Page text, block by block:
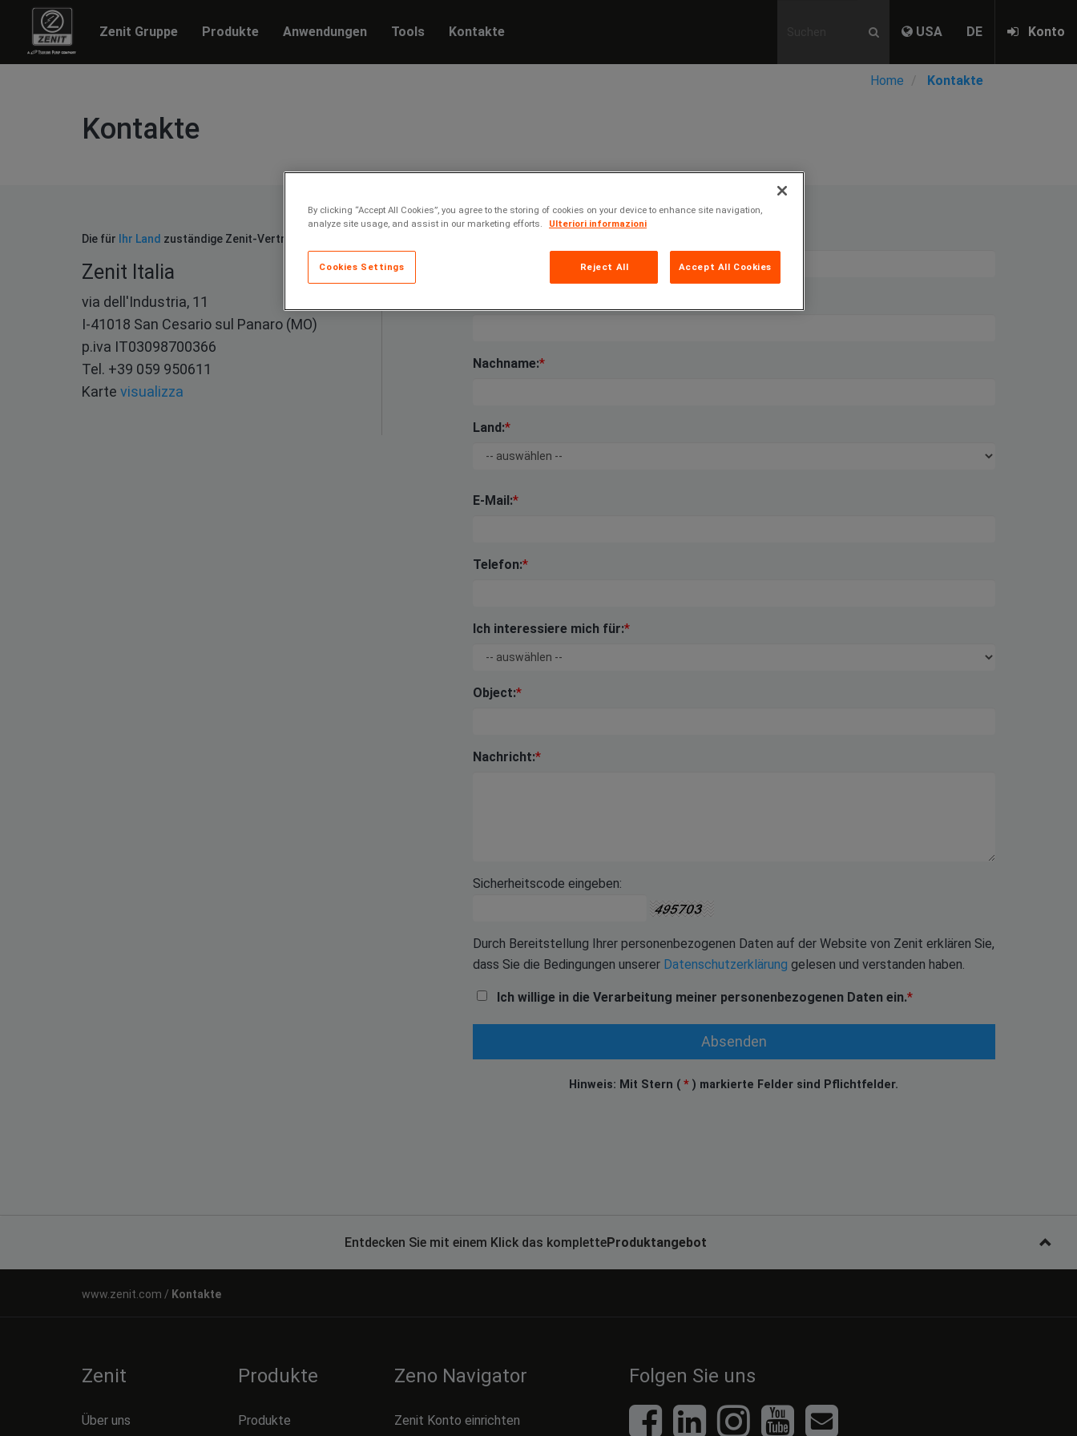
Zenit Gruppe Produkte Anwendungen Tools Kontakte USA DE Konto
Home Kontakte
Kontakte
Die für Ihr Land zuständige Zenit-Vertriebsstätte:
Zenit Italia
via dell'Industria, 11
I-41018 San Cesario sul Panaro (MO)
p.iva IT03098700366
Tel. +39 059 950611
Karte visualizza
Nachname:*
Land:*
E-Mail:*
Telefon:*
Ich interessiere mich für:*
Object:*
Nachricht:*
Sicherheitscode eingeben:
Durch Bereitstellung Ihrer personenbezogenen Daten auf der Website von Zenit erklären Sie,
dass Sie die Bedingungen unserer Datenschutzerklärung gelesen und verstanden haben.
Ich willige in die Verarbeitung meiner personenbezogenen Daten ein.*
Hinweis: Mit Stern (* ) markierte Felder sind Pflichtfelder.
Entdecken Sie mit einem Klick das kompletteProduktangebot
Kontakte
Zenit
Über uns
Produkte
Produkte
Zeno Navigator
Zenit Konto einrichten
Folgen Sie uns
By clicking “Accept All Cookies”, you agree to the storing of cookies on your device to enhance site navigation,
analyze site usage, and assist in our marketing efforts.
Ulteriori informazioni
Cookies Settings Reject All Accept All Cookies